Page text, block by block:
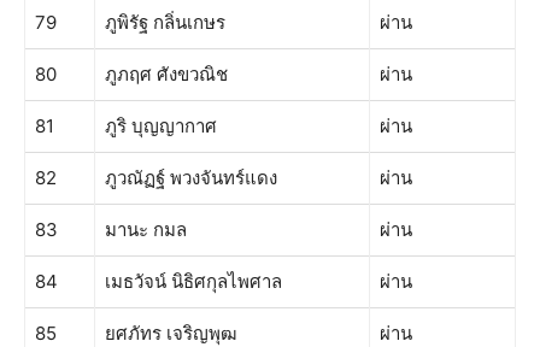
79 ภูพิรัฐ กลิ่นเกษร ผ่าน
80 ภูภฤศ ศังขวณิช ผ่าน
81 ภูริ บุญญากาศ ผ่าน
82 ภูวณัฏฐ์ พวงจันทร์แดง ผ่าน
83 มานะ กมล ผ่าน
84 เมธวัจน์ นิธิศกุลไพศาล ผ่าน
85 ยศภัทร เจริญพุฒ ผ่าน